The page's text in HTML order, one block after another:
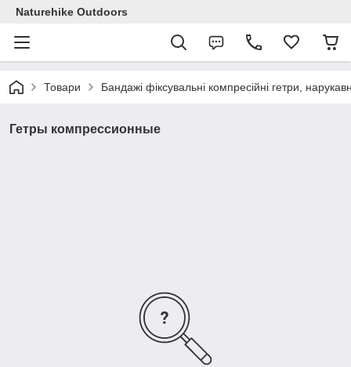
Naturehike Outdoors
Товари Бандажі фіксувальні компресійні гетри,
Гетры компрессионные